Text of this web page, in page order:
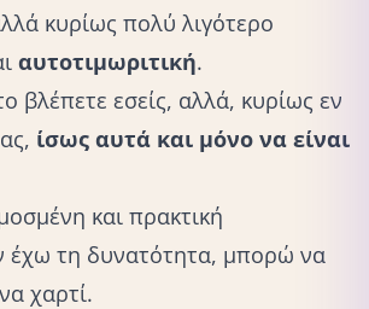
κυρίως πολύ λιγότερο
αυτοτιμωριτική.
βλέπετε εσείς, αλλά, κυρίως εν
ίσως αυτά και μόνο να είναι
και πρακτική
έχω τη δυνατότητα, μπορώ να
χαρτί.